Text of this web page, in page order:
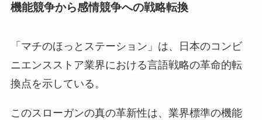
機能競争から感情競争への戦略転換
「マチのほっとステーション」は、日本のコンビ
ニエンスストア業界における言語戦略の革命的転
換点を示している。
このスローガンの真の革新性は、業界標準の機能